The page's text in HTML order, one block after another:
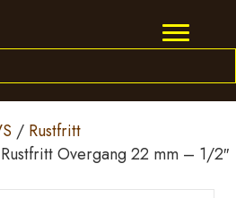
/ Rustfritt
Overgang 22 mm – 1/2″